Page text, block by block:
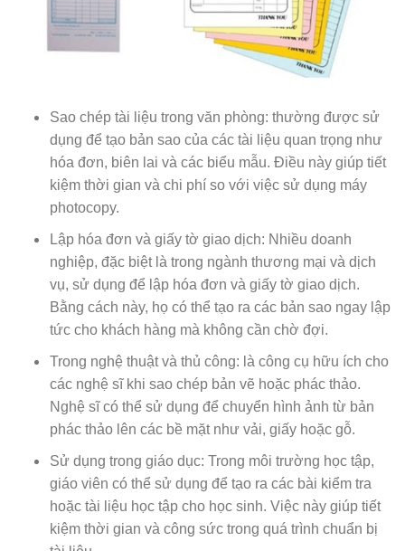
Sao chép tài liệu trong văn phòng: thường được sử
dụng để tạo bản sao của các tài liệu quan trọng như
hóa đơn, biên lai và các biểu mẫu. Điều này giúp tiết
kiệm thời gian và chi phí so với việc sử dụng máy
photocopy.
Lập hóa đơn và giấy tờ giao dịch: Nhiều doanh
nghiệp, đặc biệt là trong ngành thương mại và dịch
vụ, sử dụng để lập hóa đơn và giấy tờ giao dịch.
Bằng cách này, họ có thể tạo ra các bản sao ngay lập
tức cho khách hàng mà không cần chờ đợi.
Trong nghệ thuật và thủ công: là công cụ hữu ích cho
các nghệ sĩ khi sao chép bản vẽ hoặc phác thảo.
Nghệ sĩ có thể sử dụng để chuyển hình ảnh từ bản
phác thảo lên các bề mặt như vải, giấy hoặc gỗ.
Sử dụng trong giáo dục: Trong môi trường học tập,
giáo viên có thể sử dụng để tạo ra các bài kiểm tra
hoặc tài liệu học tập cho học sinh. Việc này giúp tiết
kiệm thời gian và công sức trong quá trình chuẩn bị